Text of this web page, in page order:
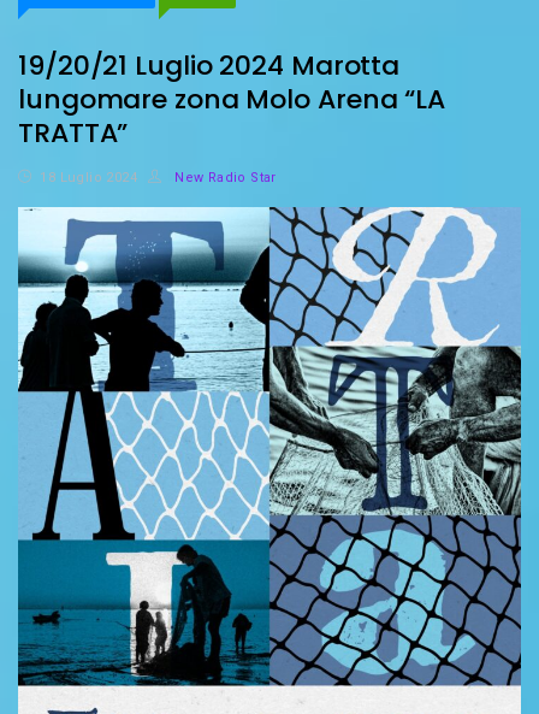
19/20/21 Luglio 2024 Marotta
lungomare zona Molo Arena “LA
TRATTA”
18 Luglio 2024 New Radio Star